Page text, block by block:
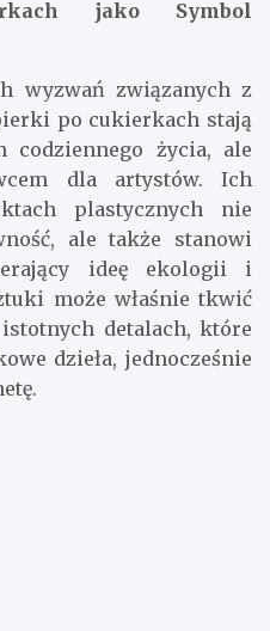
jako Symbol
wyzwań związanych z
po cukierkach stają
codziennego życia, ale
dla artystów. Ich
plastycznych nie
ale także stanowi
ideę ekologii i
może właśnie tkwić
detalach, które
dzieła, jednocześnie